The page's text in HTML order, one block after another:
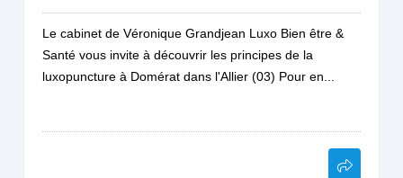
Le cabinet de Véronique Grandjean Luxo Bien être &
Santé vous invite à découvrir les principes de la
luxopuncture à Domérat dans l'Allier (03) Pour en...